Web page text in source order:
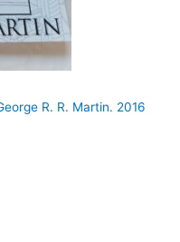
R. R. Martin. 2016